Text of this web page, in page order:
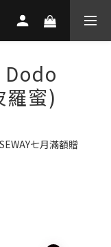
蜜)
七月滿額贈